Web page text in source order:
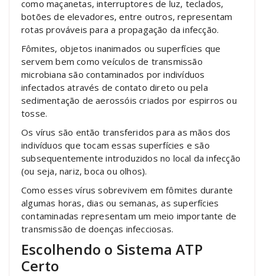
como maçanetas, interruptores de luz, teclados,
botões de elevadores, entre outros, representam
rotas prováveis ​​para a propagação da infecção.
Fômites, objetos inanimados ou superfícies que
servem bem como veículos de transmissão
microbiana são contaminados por indivíduos
infectados através de contato direto ou pela
sedimentação de aerossóis criados por espirros ou
tosse.
Os vírus são então transferidos para as mãos dos
indivíduos que tocam essas superfícies e são
subsequentemente introduzidos no local da infecção
(ou seja, nariz, boca ou olhos).
Como esses vírus sobrevivem em fômites durante
algumas horas, dias ou semanas, as superfícies
contaminadas representam um meio importante de
transmissão de doenças infecciosas.
Escolhendo o Sistema ATP
Certo